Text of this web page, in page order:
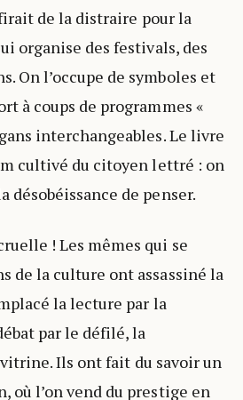
de la distraire pour la
organise des festivals, des
On l’occupe de symboles et
à coups de programmes «
interchangeables. Le livre
cultivé du citoyen lettré : on
désobéissance de penser.
! Les mêmes qui se
de la culture ont assassiné la
la lecture par la
par le défilé, la
Ils ont fait du savoir un
où l’on vend du prestige en